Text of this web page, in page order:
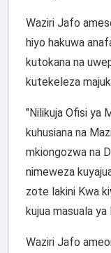
Waziri Jafo
hiyo hakuwa
kutokana na
kutekeleza
"Nilikuja Ofisi ya
kuhusiana na
mkiongozwa na
nimeweza
zote lakini Kwa
kujua masuala
Waziri Jafo